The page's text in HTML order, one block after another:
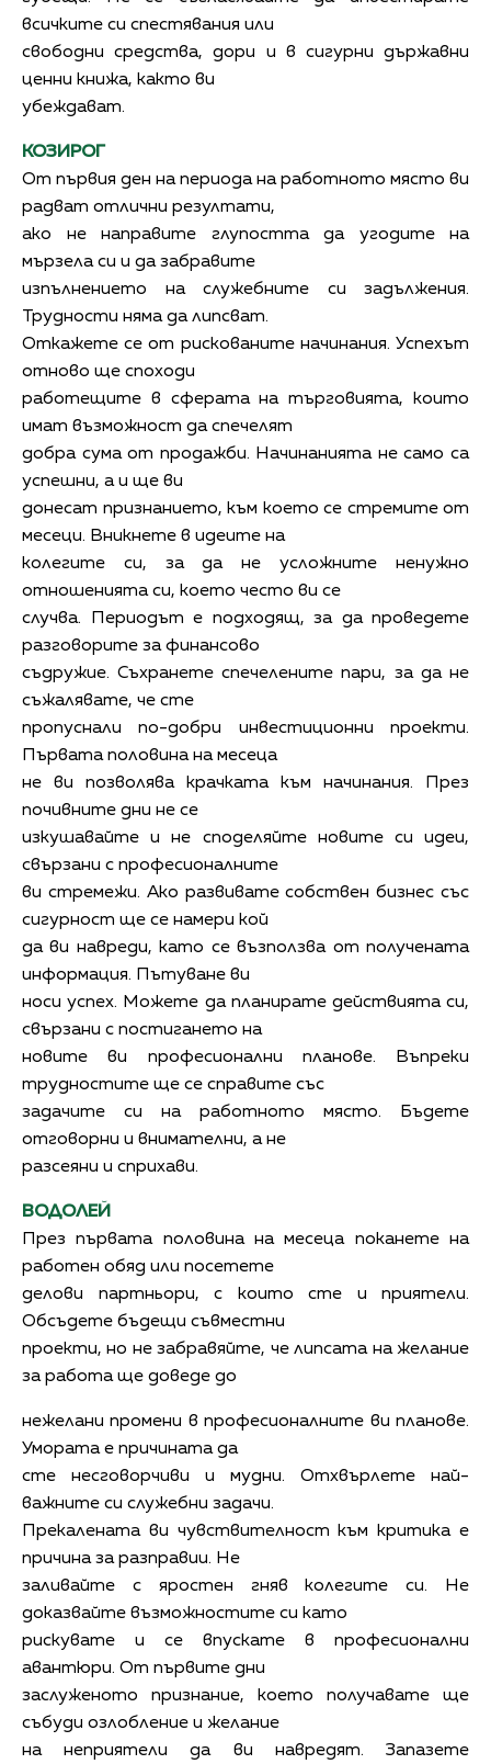
всичките си спестявания или
свободни средства, дори и в сигурни държавни
ценни книжа, както ви
убеждават.
КОЗИРОГ
От първия ден на периода на работното място ви
радват отлични резултати,
ако не направите глупостта да угодите на
мързела си и да забравите
изпълнението на служебните си задължения.
Трудности няма да липсват.
Откажете се от рискованите начинания. Успехът
отново ще споходи
работещите в сферата на търговията, които
имат възможност да спечелят
добра сума от продажби. Начинанията не само са
успешни, а и ще ви
донесат признанието, към което се стремите от
месеци. Вникнете в идеите на
колегите си, за да не усложните ненужно
отношенията си, което често ви се
случва. Периодът е подходящ, за да проведете
разговорите за финансово
съдружие. Съхранете спечелените пари, за да не
съжалявате, че сте
пропуснали по-добри инвестиционни проекти.
Първата половина на месеца
не ви позволява крачката към начинания. През
почивните дни не се
изкушавайте и не споделяйте новите си идеи,
свързани с професионалните
ви стремежи. Ако развивате собствен бизнес със
сигурност ще се намери кой
да ви навреди, като се възползва от получената
информация. Пътуване ви
носи успех. Можете да планирате действията си,
свързани с постигането на
новите ви професионални планове. Въпреки
трудностите ще се справите със
задачите си на работното място. Бъдете
отговорни и внимателни, а не
разсеяни и сприхави.
ВОДОЛЕЙ
През първата половина на месеца поканете на
работен обяд или посетете
делови партньори, с които сте и приятели.
Обсъдете бъдещи съвместни
проекти, но не забравяйте, че липсата на желание
за работа ще доведе до
нежелани промени в професионалните ви планове.
Умората е причината да
сте несговорчиви и мудни. Отхвърлете най-
важните си служебни задачи.
Прекалената ви чувствителност към критика е
причина за разправии. Не
заливайте с яростен гняв колегите си. Не
доказвайте възможностите си като
рискувате и се впускате в професионални
авантюри. От първите дни
заслуженото признание, което получавате ще
събуди озлобление и желание
на неприятели да ви навредят. Запазете